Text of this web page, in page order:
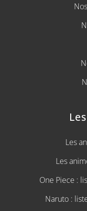
Les
Les
One Piece :
Naruto :